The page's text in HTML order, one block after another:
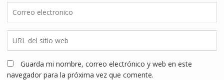
Guarda mi nombre, correo electrónico y web en este
navegador para la próxima vez que comente.